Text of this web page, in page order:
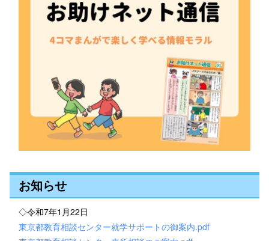
お知らせ
◇令和7年1月22日
東京都教育相談センター就学サポートの御案内.pdf